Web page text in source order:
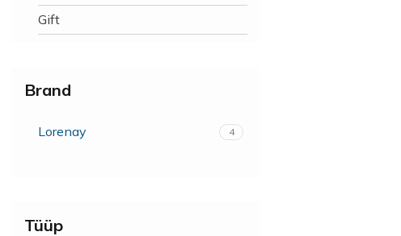
Gift
Brand
Lorenay 4
Tüüp